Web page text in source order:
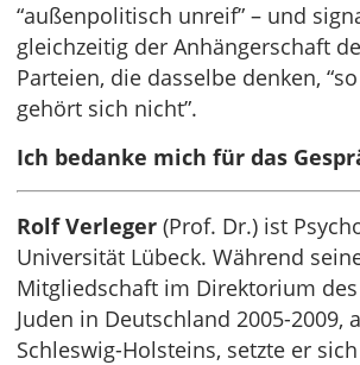
“außenpolitisch unreif” – und
gleichzeitig der Anhängerschaft
Parteien, die dasselbe denken,
gehört sich nicht”.
Ich bedanke mich für das
Rolf Verleger (Prof. Dr.) ist
Universität Lübeck. Während
Mitgliedschaft im Direktorium
Juden in Deutschland 2005-2009,
Schleswig-Holsteins, setzte er